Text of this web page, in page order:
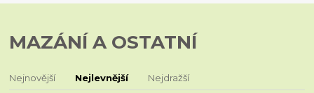
MAZÁNÍ A OSTATNÍ
Nejnovější Nejlevnější Nejdražší